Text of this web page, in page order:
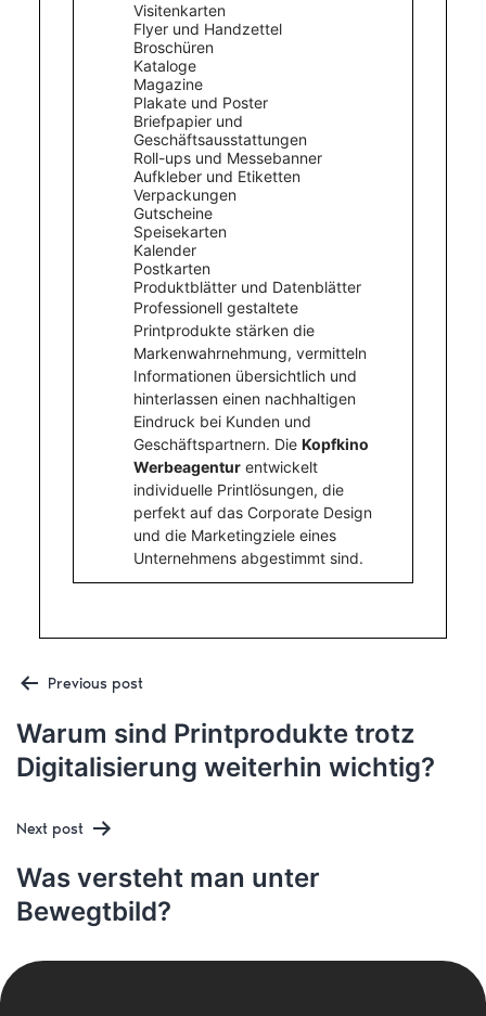
Visitenkarten
Flyer und Handzettel
Broschüren
Kataloge
Magazine
Plakate und Poster
Briefpapier und
Geschäftsausstattungen
Roll-ups und Messebanner
Aufkleber und Etiketten
Verpackungen
Gutscheine
Speisekarten
Kalender
Postkarten
Produktblätter und Datenblätter
Professionell gestaltete
Printprodukte stärken die
Markenwahrnehmung, vermitteln
Informationen übersichtlich und
hinterlassen einen nachhaltigen
Eindruck bei Kunden und
Geschäftspartnern. Die Kopfkino
Werbeagenturentwickelt
individuelle Printlösungen, die
perfekt auf das Corporate Design
und die Marketingziele eines
Unternehmens abgestimmt sind.
Post
navigation
Previous post
Warum sind Printprodukte trotz
Digitalisierung weiterhin wichtig?
Next post
Was versteht man unter
Bewegtbild?